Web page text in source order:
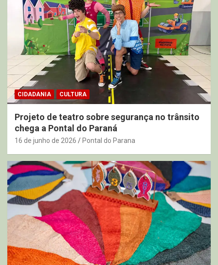
CIDADANIA CULTURA
Projeto de teatro sobre segurança no trânsito
chega a Pontal do Paraná
16 de junho de 2026 Pontal do Parana